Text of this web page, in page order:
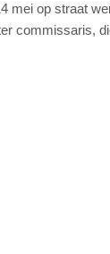
mei op straat
commissaris,